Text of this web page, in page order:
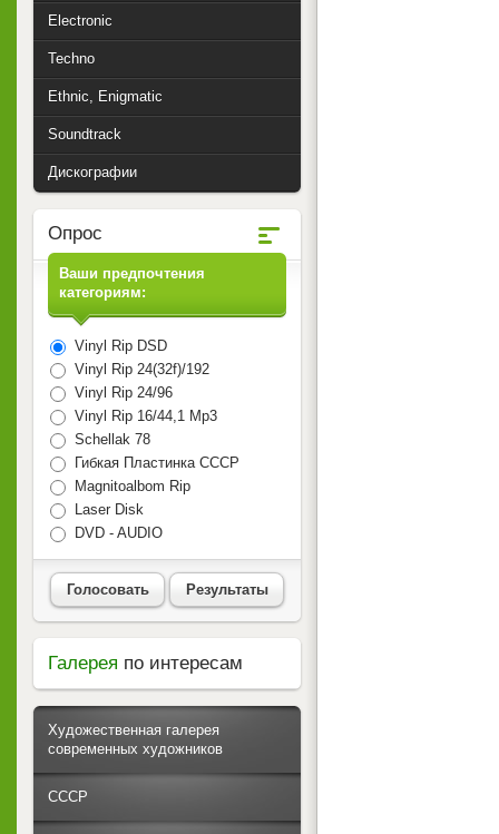
Electronic
Techno
Ethnic, Enigmatic
Soundtrack
Дискографии
Опрос
Ваши предпочтения
категориям:
Vinyl Rip DSD
Vinyl Rip 24(32f)/192
Vinyl Rip 24/96
Vinyl Rip 16/44,1 Mp3
Schellak 78
Гибкая Пластинка СССР
Magnitoalbom Rip
Laser Disk
DVD - AUDIO
Голосовать Результаты
Галерея по интересам
Художественная галерея
современных художников
СССР